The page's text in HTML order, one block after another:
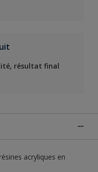
résultat final
acryliques en